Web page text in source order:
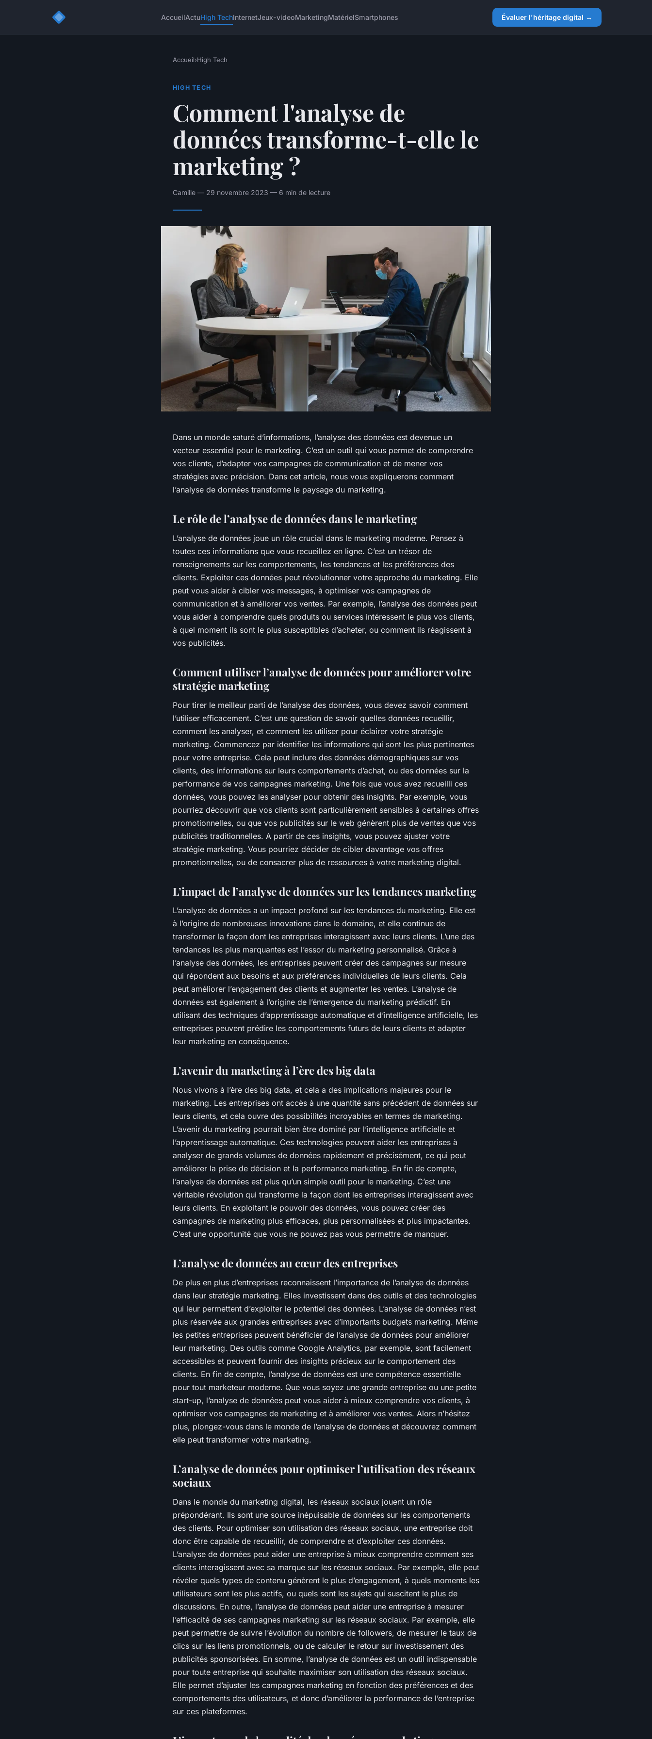
AccueilActuHigh TechInternetJeux-videoMarketingMatérielSmartphones Évaluer l'héritage digital →
Accueil›High Tech
HIGH TECH
Comment l'analyse de
données transforme-t-elle le
marketing ?
Camille — 29 novembre 2023 — 6 min de lecture
Dans un monde saturé d’informations, l’analyse des données est devenue un
vecteur essentiel pour le marketing. C’est un outil qui vous permet de comprendre
vos clients, d’adapter vos campagnes de communication et de mener vos
stratégies avec précision. Dans cet article, nous vous expliquerons comment
l’analyse de données transforme le paysage du marketing.
Le rôle de l’analyse de données dans le marketing
L’analyse de données joue un rôle crucial dans le marketing moderne. Pensez à
toutes ces informations que vous recueillez en ligne. C’est un trésor de
renseignements sur les comportements, les tendances et les préférences des
clients. Exploiter ces données peut révolutionner votre approche du marketing. Elle
peut vous aider à cibler vos messages, à optimiser vos campagnes de
communication et à améliorer vos ventes. Par exemple, l’analyse des données peut
vous aider à comprendre quels produits ou services intéressent le plus vos clients,
à quel moment ils sont le plus susceptibles d’acheter, ou comment ils réagissent à
vos publicités.
Comment utiliser l’analyse de données pour améliorer votre
stratégie marketing
Pour tirer le meilleur parti de l’analyse des données, vous devez savoir comment
l’utiliser efficacement. C’est une question de savoir quelles données recueillir,
comment les analyser, et comment les utiliser pour éclairer votre stratégie
marketing. Commencez par identifier les informations qui sont les plus pertinentes
pour votre entreprise. Cela peut inclure des données démographiques sur vos
clients, des informations sur leurs comportements d’achat, ou des données sur la
performance de vos campagnes marketing. Une fois que vous avez recueilli ces
données, vous pouvez les analyser pour obtenir des insights. Par exemple, vous
pourriez découvrir que vos clients sont particulièrement sensibles à certaines offres
promotionnelles, ou que vos publicités sur le web génèrent plus de ventes que vos
publicités traditionnelles. A partir de ces insights, vous pouvez ajuster votre
stratégie marketing. Vous pourriez décider de cibler davantage vos offres
promotionnelles, ou de consacrer plus de ressources à votre marketing digital.
L’impact de l’analyse de données sur les tendances marketing
L’analyse de données a un impact profond sur les tendances du marketing. Elle est
à l’origine de nombreuses innovations dans le domaine, et elle continue de
transformer la façon dont les entreprises interagissent avec leurs clients. L’une des
tendances les plus marquantes est l’essor du marketing personnalisé. Grâce à
l’analyse des données, les entreprises peuvent créer des campagnes sur mesure
qui répondent aux besoins et aux préférences individuelles de leurs clients. Cela
peut améliorer l’engagement des clients et augmenter les ventes. L’analyse de
données est également à l’origine de l’émergence du marketing prédictif. En
utilisant des techniques d’apprentissage automatique et d’intelligence artificielle, les
entreprises peuvent prédire les comportements futurs de leurs clients et adapter
leur marketing en conséquence.
L’avenir du marketing à l’ère des big data
Nous vivons à l’ère des big data, et cela a des implications majeures pour le
marketing. Les entreprises ont accès à une quantité sans précédent de données sur
leurs clients, et cela ouvre des possibilités incroyables en termes de marketing.
L’avenir du marketing pourrait bien être dominé par l’intelligence artificielle et
l’apprentissage automatique. Ces technologies peuvent aider les entreprises à
analyser de grands volumes de données rapidement et précisément, ce qui peut
améliorer la prise de décision et la performance marketing. En fin de compte,
l’analyse de données est plus qu’un simple outil pour le marketing. C’est une
véritable révolution qui transforme la façon dont les entreprises interagissent avec
leurs clients. En exploitant le pouvoir des données, vous pouvez créer des
campagnes de marketing plus efficaces, plus personnalisées et plus impactantes.
C’est une opportunité que vous ne pouvez pas vous permettre de manquer.
L’analyse de données au cœur des entreprises
De plus en plus d’entreprises reconnaissent l’importance de l’analyse de données
dans leur stratégie marketing. Elles investissent dans des outils et des technologies
qui leur permettent d’exploiter le potentiel des données. L’analyse de données n’est
plus réservée aux grandes entreprises avec d’importants budgets marketing. Même
les petites entreprises peuvent bénéficier de l’analyse de données pour améliorer
leur marketing. Des outils comme Google Analytics, par exemple, sont facilement
accessibles et peuvent fournir des insights précieux sur le comportement des
clients. En fin de compte, l’analyse de données est une compétence essentielle
pour tout marketeur moderne. Que vous soyez une grande entreprise ou une petite
start-up, l’analyse de données peut vous aider à mieux comprendre vos clients, à
optimiser vos campagnes de marketing et à améliorer vos ventes. Alors n’hésitez
plus, plongez-vous dans le monde de l’analyse de données et découvrez comment
elle peut transformer votre marketing.
L’analyse de données pour optimiser l’utilisation des réseaux
sociaux
Dans le monde du marketing digital, les réseaux sociaux jouent un rôle
prépondérant. Ils sont une source inépuisable de données sur les comportements
des clients. Pour optimiser son utilisation des réseaux sociaux, une entreprise doit
donc être capable de recueillir, de comprendre et d’exploiter ces données.
L’analyse de données peut aider une entreprise à mieux comprendre comment ses
clients interagissent avec sa marque sur les réseaux sociaux. Par exemple, elle peut
révéler quels types de contenu génèrent le plus d’engagement, à quels moments les
utilisateurs sont les plus actifs, ou quels sont les sujets qui suscitent le plus de
discussions. En outre, l’analyse de données peut aider une entreprise à mesurer
l’efficacité de ses campagnes marketing sur les réseaux sociaux. Par exemple, elle
peut permettre de suivre l’évolution du nombre de followers, de mesurer le taux de
clics sur les liens promotionnels, ou de calculer le retour sur investissement des
publicités sponsorisées. En somme, l’analyse de données est un outil indispensable
pour toute entreprise qui souhaite maximiser son utilisation des réseaux sociaux.
Elle permet d’ajuster les campagnes marketing en fonction des préférences et des
comportements des utilisateurs, et donc d’améliorer la performance de l’entreprise
sur ces plateformes.